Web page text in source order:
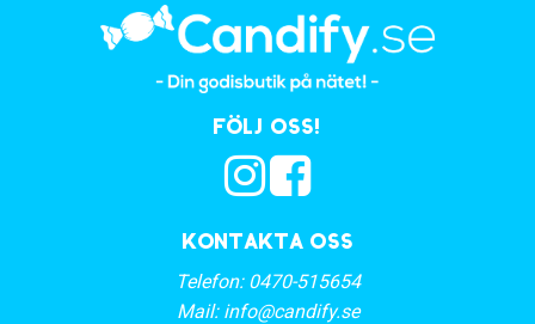
Kontakta oss
Telefon: 0470-515654
Mail: info@candify.se
Följ oss!